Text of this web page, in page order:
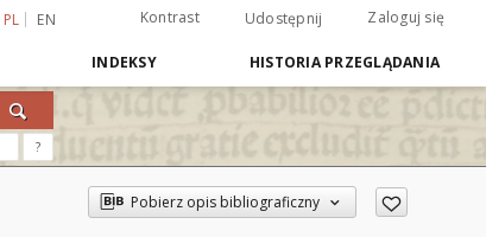
PL EN Kontrast Udostępnij Zaloguj się
INDEKSY HISTORIA PRZEGLĄDANIA
?
Pobierz opis bibliograficzny